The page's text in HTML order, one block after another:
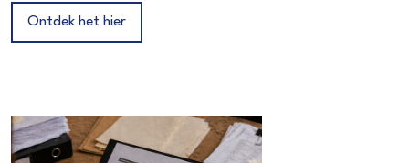
Ontdek het hier